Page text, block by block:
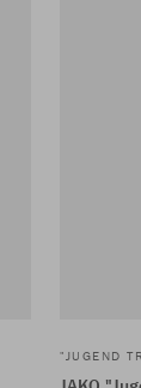
"JUGEND